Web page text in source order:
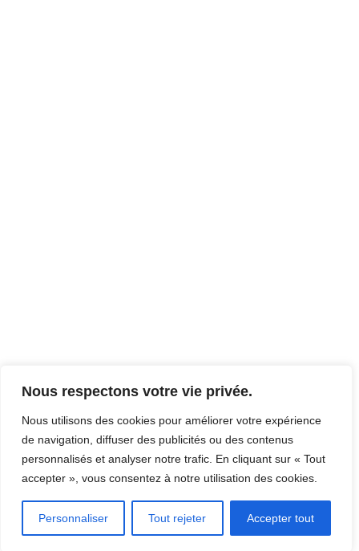
Nous respectons votre vie privée.
Nous utilisons des cookies pour améliorer votre expérience
de navigation, diffuser des publicités ou des contenus
personnalisés et analyser notre trafic. En cliquant sur « Tout
accepter », vous consentez à notre utilisation des cookies.
Personnaliser Tout rejeter Accepter tout